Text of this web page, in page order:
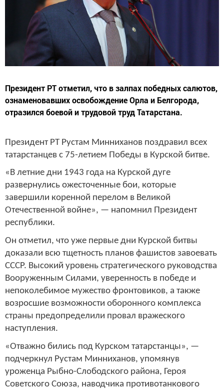
Президент РТ отметил, что в залпах победных салютов,
ознаменовавших освобождение Орла и Белгорода,
отразился боевой и трудовой труд Татарстана.
Президент РТ Рустам Минниханов поздравил всех
татарстанцев с 75-летием Победы в Курской битве.
«В летние дни 1943 года на Курской дуге
развернулись ожесточенные бои, которые
завершили коренной перелом в Великой
Отечественной войне», — напомнил Президент
республики.
Он отметил, что уже первые дни Курской битвы
доказали всю тщетность планов фашистов завоевать
СССР. Высокий уровень стратегического руководства
Вооруженным Силами, уверенность в победе и
непоколебимое мужество фронтовиков, а также
возросшие возможности оборонного комплекса
страны предопределили провал вражеского
наступления.
«Отважно бились под Курском татарстанцы», —
подчеркнул Рустам Минниханов, упомянув
уроженца Рыбно-Слободского района, Героя
Советского Союза, наводчика противотанкового